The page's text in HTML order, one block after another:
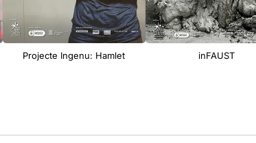
Projecte Ingenu: Hamlet inFAUST